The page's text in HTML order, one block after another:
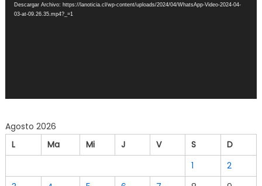
Descargar Archivo: https://lanoticia.cl/wp-content/uploads/2024/04/WhatsApp-Video-2024-04-
03-at-09.26.35.mp4?_=1
Agosto 2026
L
Ma Mi J V S
D
1
2